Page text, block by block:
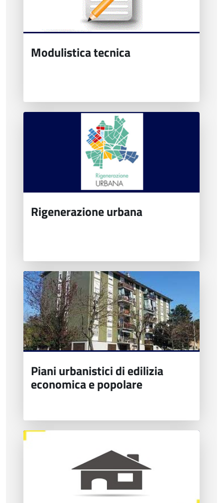
Modulistica tecnica
Rigenerazione urbana
Piani urbanistici di edilizia
economica e popolare